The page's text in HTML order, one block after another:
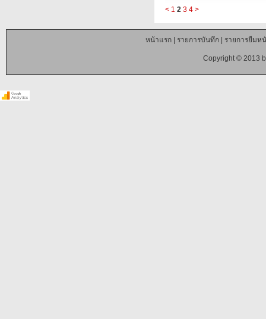
< 1 2 3 4 >
หน้าแรก| รายการบันทึก| รายการยืมห
Copyright © 2013